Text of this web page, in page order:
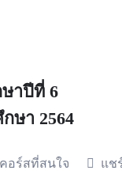
าปีที่ 6
ษา 2564
คอร์สที่สนใจ แช